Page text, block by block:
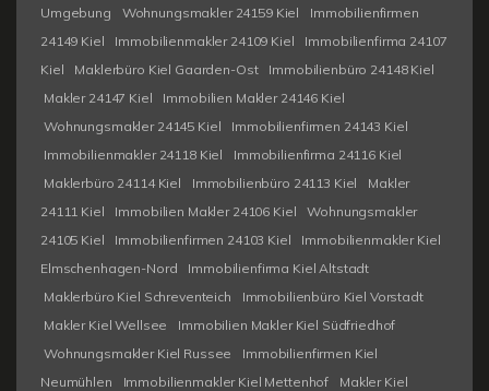
Umgebung Wohnungsmakler 24159 Kiel
Immobilienfirmen
24149 Kiel
Immobilienmakler 24109 Kiel
Immobilienfirma 24107
Kiel
Maklerbüro Kiel Gaarden-Ost
Immobilienbüro 24148 Kiel
Makler 24147 Kiel
Immobilien Makler 24146 Kiel
Wohnungsmakler 24145 Kiel
Immobilienfirmen 24143 Kiel
Immobilienmakler 24118 Kiel
Immobilienfirma 24116 Kiel
Maklerbüro 24114 Kiel
Immobilienbüro 24113 Kiel
Makler
24111 Kiel
Immobilien Makler 24106 Kiel
Wohnungsmakler
24105 Kiel
Immobilienfirmen 24103 Kiel
Immobilienmakler Kiel
Elmschenhagen-Nord
Immobilienfirma Kiel Altstadt
Maklerbüro Kiel Schreventeich
Immobilienbüro Kiel Vorstadt
Makler Kiel Wellsee
Immobilien Makler Kiel Südfriedhof
Wohnungsmakler Kiel Russee
Immobilienfirmen Kiel
Neumühlen
Immobilienmakler Kiel Mettenhof
Makler Kiel